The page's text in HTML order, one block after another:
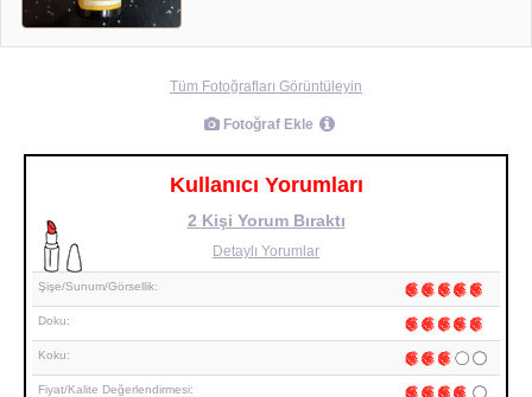
Tüm Fotoğrafları Görüntüleyin
Fotoğraf Ekle
Kullanıcı Yorumları
2 Kişi Yorum Bıraktı
Detaylı Yorumlar
Şişe/Sunum/Görsellik:
Doku:
Koku:
Fiyat/Kalite Değerlendirmesi: